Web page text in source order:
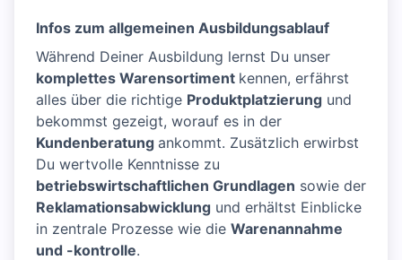
Infos zum allgemeinen Ausbildungsablauf
Während Deiner Ausbildung lernst Du unser
komplettes Warensortiment kennen, erfährst
alles über die richtige Produktplatzierung und
bekommst gezeigt, worauf es in der
Kundenberatung ankommt. Zusätzlich erwirbst
Du wertvolle Kenntnisse zu
betriebswirtschaftlichen Grundlagen sowie der
Reklamationsabwicklung und erhältst Einblicke
in zentrale Prozesse wie die Warenannahme
und -kontrolle.